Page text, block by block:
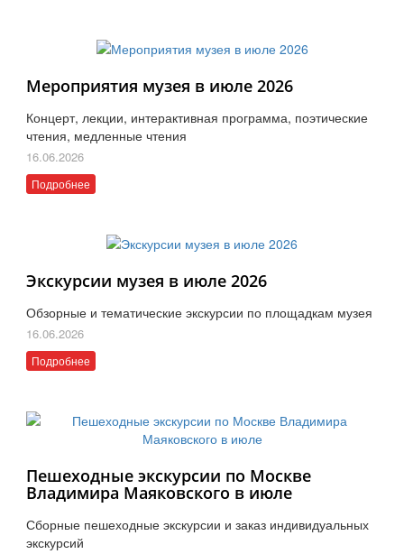
Мероприятия музея в июле 2026
Концерт, лекции, интерактивная программа, поэтические
чтения, медленные чтения
16.06.2026
Подробнее
Экскурсии музея в июле 2026
Обзорные и тематические экскурсии по площадкам музея
16.06.2026
Подробнее
Пешеходные экскурсии по Москве
Владимира Маяковского в июле
Сборные пешеходные экскурсии и заказ индивидуальных
экскурсий